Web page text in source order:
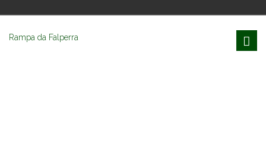
Rampa da Falperra